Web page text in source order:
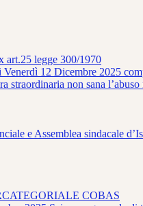
art.25 legge 300/1970
12 Dicembre 2025
non sana
e Assemblea sindacale
COBAS